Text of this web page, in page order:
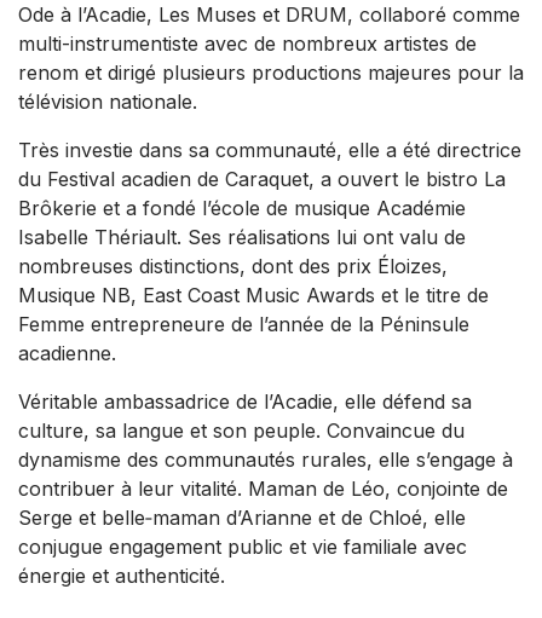
Ode à l’Acadie, Les Muses et DRUM, collaboré comme
multi-instrumentiste avec de nombreux artistes de
renom et dirigé plusieurs productions majeures pour la
télévision nationale.
Très investie dans sa communauté, elle a été directrice
du Festival acadien de Caraquet, a ouvert le bistro La
Brôkerie et a fondé l’école de musique Académie
Isabelle Thériault. Ses réalisations lui ont valu de
nombreuses distinctions, dont des prix Éloizes,
Musique NB, East Coast Music Awards et le titre de
Femme entrepreneure de l’année de la Péninsule
acadienne.
Véritable ambassadrice de l’Acadie, elle défend sa
culture, sa langue et son peuple. Convaincue du
dynamisme des communautés rurales, elle s’engage à
contribuer à leur vitalité. Maman de Léo, conjointe de
Serge et belle‑maman d’Arianne et de Chloé, elle
conjugue engagement public et vie familiale avec
énergie et authenticité.